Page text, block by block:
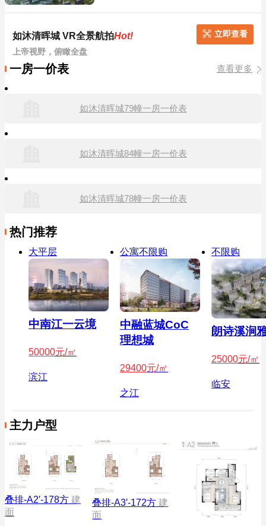
如沐清晖城 VR全景航拍Hot!
上帝视野，俯瞰全盘
立即查看
一房一价表 查看更多
如沐清晖城79幢一房一价表
如沐清晖城84幢一房一价表
如沐清晖城78幢一房一价表
热门推荐
大平层
中南江一云境
50000元/㎡
滨江
公寓不限购
中融蓝城CoC
理想城
29400元/㎡
之江
不限购
朗诗溪涧
25000元/㎡
临安
主力户型
叠排-A2′-178方 建
面
叠排-A3′-172方 建
面